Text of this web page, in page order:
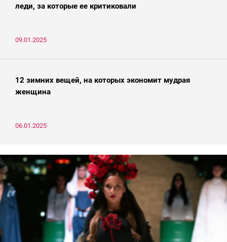
леди, за которые ее критиковали
09.01.2025
12 зимних вещей, на которых экономит мудрая
женщина
06.01.2025